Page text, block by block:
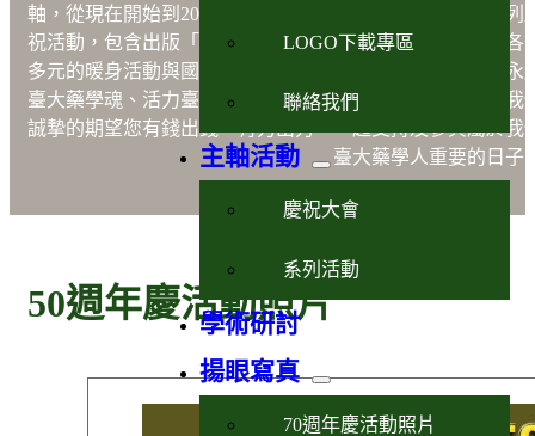
LOGO下載專區
聯絡我們
主軸活動
慶祝大會
系列活動
學術研討
揚眼寫真
70週年慶活動照片
軸，從現在開始到2023年10月21日的慶祝晚會將進行一系列
祝活動，包含出版「說不完的故事」、設計紀念品、舉辦各
多元的暖身活動與國際學術研討會等，以嶄新之形式展現永
臺大藥學魂、活力臺大藥學人及創新臺大藥學院之風貌。我
誠摯的期望您有錢出錢，有力出力，一起支持及參與屬於我
臺大藥學人重要的日子
50週年慶活動照片